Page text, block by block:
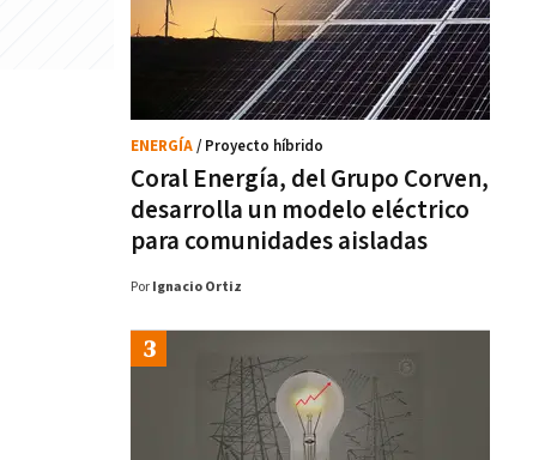
Coral Energía, del Grupo Corven,
desarrolla un modelo eléctrico
para comunidades aisladas
ENERGÍA/ Proyecto híbrido
Por Ignacio Ortiz